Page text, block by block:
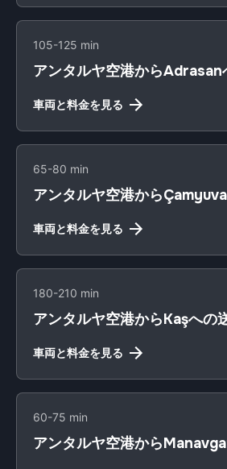
105-125 min
アンタルヤ空港からAdrasan
車両と料金を見る
65-80 min
アンタルヤ空港から
車両と料金を見る
180-210 min
アンタルヤ空港からKaşへの
車両と料金を見る
60-75 min
アンタルヤ空港から